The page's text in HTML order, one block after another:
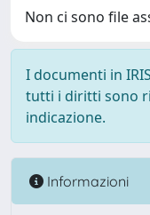
Non ci sono file
I documenti in
tutti i diritti sono
indicazione.
Informazioni